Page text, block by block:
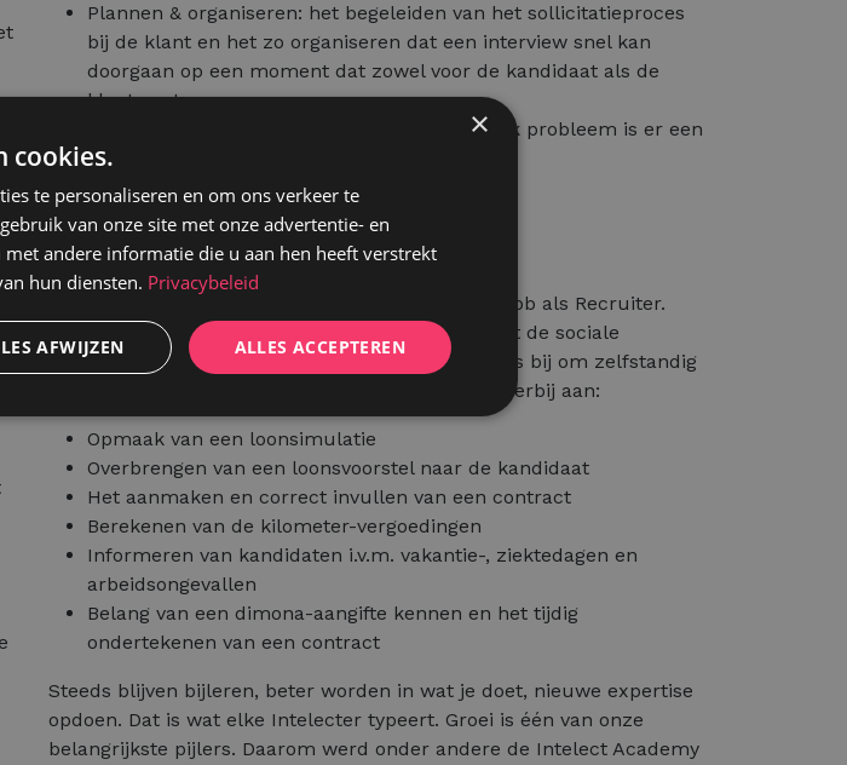
Plannen & organiseren: het begeleiden van het sollicitatieproces
bij de klant en het zo organiseren dat een interview snel kan
doorgaan op een moment dat zowel voor de kandidaat als de
klant past.
Creativiteit: oplossingsgericht werken. Voor elk probleem is er een
oplossing.
Administratie – sociaal recht
Uiteraard komt er ook administratie kijken bij de job als Recruiter.
Hierbij dien je ook steeds rekening te houden met de sociale
wetgeving. Team Admin brengt je de nodige kennis bij om zelfstandig
aan de slag te kunnen met jouw dossiers. Denk hierbij aan:
Opmaak van een loonsimulatie
Overbrengen van een loonsvoorstel naar de kandidaat
Het aanmaken en correct invullen van een contract
Berekenen van de kilometer-vergoedingen
Informeren van kandidaten i.v.m. vakantie-, ziektedagen en
arbeidsongevallen
Belang van een dimona-aangifte kennen en het tijdig
ondertekenen van een contract
Steeds blijven bijleren, beter worden in wat je doet, nieuwe expertise
opdoen. Dat is wat elke Intelecter typeert. Groei is één van onze
belangrijkste pijlers. Daarom werd onder andere de Intelect Academy
×
cookies.
te personaliseren en om ons verkeer te
van onze site met onze advertentie- en
andere informatie die u aan hen heeft verstrekt
hun diensten. Privacybeleid
ALLES ACCEPTEREN
AFWIJZEN